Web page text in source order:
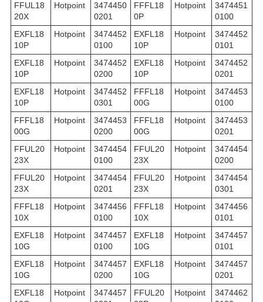
FFUL18
20X
Hotpoint
3474450
0201
FFFL18
0P
Hotpoint
3474451
0100
EXFL18
10P
Hotpoint
3474452
0100
EXFL18
10P
Hotpoint
3474452
0101
EXFL18
10P
Hotpoint
3474452
0200
EXFL18
10P
Hotpoint
3474452
0201
EXFL18
10P
Hotpoint
3474452
0301
FFFL18
00G
Hotpoint
3474453
0100
FFFL18
00G
Hotpoint
3474453
0200
FFFL18
00G
Hotpoint
3474453
0201
FFUL20
23X
Hotpoint
3474454
0100
FFUL20
23X
Hotpoint
3474454
0200
FFUL20
23X
Hotpoint
3474454
0201
FFUL20
23X
Hotpoint
3474454
0301
FFFL18
10X
Hotpoint
3474456
0100
FFFL18
10X
Hotpoint
3474456
0101
EXFL18
10G
Hotpoint
3474457
0100
EXFL18
10G
Hotpoint
3474457
0101
EXFL18
10G
Hotpoint
3474457
0200
EXFL18
10G
Hotpoint
3474457
0201
EXFL18
Hotpoint
3474457
FFUL20
Hotpoint
3474462